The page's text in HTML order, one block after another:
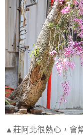
▲莊阿北很熱心，會